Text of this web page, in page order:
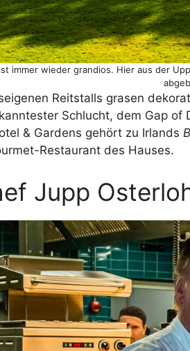
immer wieder grandios. Hier aus der
Reitstalls grasen
Schlucht, dem Gap
& Gardens gehört zu Irlands
Restaurant des Hauses.
Jupp